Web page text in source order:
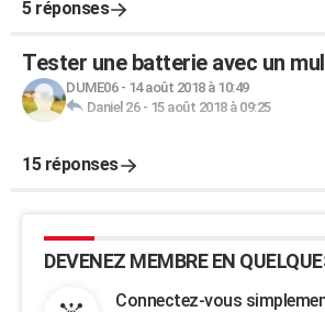
5 réponses
Tester une batterie avec un
DUME06- 14 août 2018 à 10:49
Daniel 26- 15 août 2018 à 09:25
15 réponses
DEVENEZ MEMBRE EN
Connectez-vous